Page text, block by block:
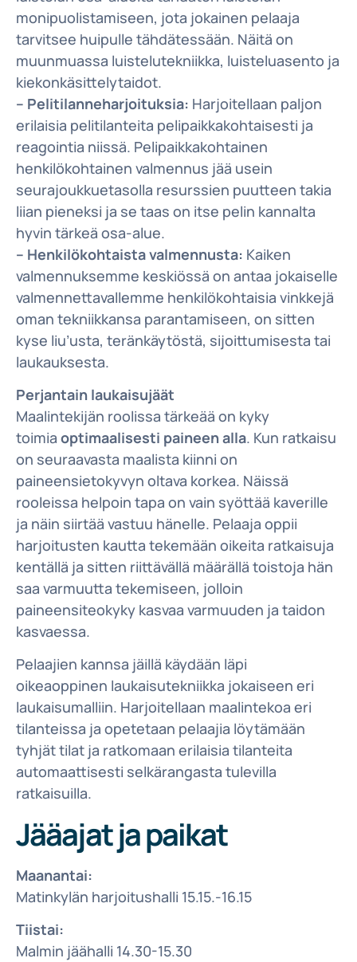
monipuolistamiseen, jota jokainen pelaaja
tarvitsee huipulle tähdätessään. Näitä on
muunmuassa luistelutekniikka, luisteluasento ja
kiekonkäsittelytaidot.
– Pelitilanneharjoituksia: Harjoitellaan paljon
erilaisia pelitilanteita pelipaikkakohtaisesti ja
reagointia niissä. Pelipaikkakohtainen
henkilökohtainen valmennus jää usein
seurajoukkuetasolla resurssien puutteen takia
liian pieneksi ja se taas on itse pelin kannalta
hyvin tärkeä osa-alue.
– Henkilökohtaista valmennusta: Kaiken
valmennuksemme keskiössä on antaa jokaiselle
valmennettavallemme henkilökohtaisia vinkkejä
oman tekniikkansa parantamiseen, on sitten
kyse liu’usta, teränkäytöstä, sijoittumisesta tai
laukauksesta.
Perjantain laukaisujäät
Maalintekijän roolissa tärkeää on kyky
toimia optimaalisesti paineen alla. Kun ratkaisu
on seuraavasta maalista kiinni on
paineensietokyvyn oltava korkea. Näissä
rooleissa helpoin tapa on vain syöttää kaverille
ja näin siirtää vastuu hänelle. Pelaaja oppii
harjoitusten kautta tekemään oikeita ratkaisuja
kentällä ja sitten riittävällä määrällä toistoja hän
saa varmuutta tekemiseen, jolloin
paineensiteokyky kasvaa varmuuden ja taidon
kasvaessa.
Pelaajien kannsa jäillä käydään läpi
oikeaoppinen laukaisutekniikka jokaiseen eri
laukaisumalliin. Harjoitellaan maalintekoa eri
tilanteissa ja opetetaan pelaajia löytämään
tyhjät tilat ja ratkomaan erilaisia tilanteita
automaattisesti selkärangasta tulevilla
ratkaisuilla.
Jääajat ja paikat
Maanantai:
Matinkylän harjoitushalli 15.15.-16.15
Tiistai:
Malmin jäähalli 14.30-15.30